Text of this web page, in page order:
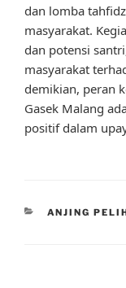
dan lomba
masyarakat.
dan potensi
masyarakat
demikian, peran
Gasek Malang
positif dalam
CATEGORIES
ANJING